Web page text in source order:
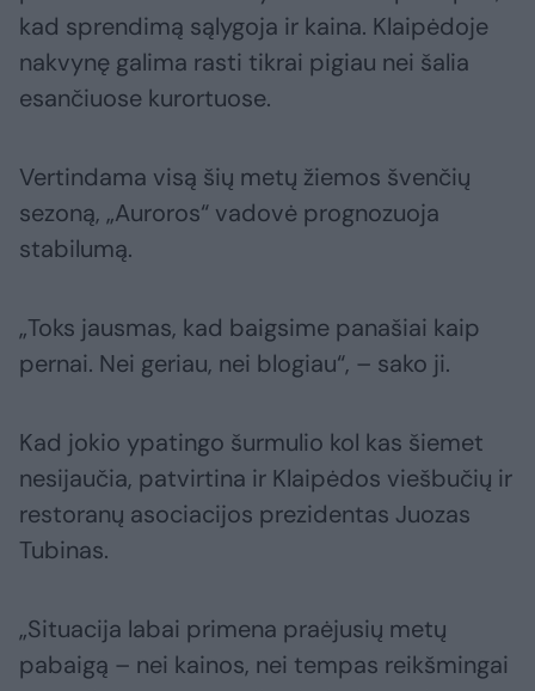
kad sprendimą sąlygoja ir kaina. Klaipėdoje
nakvynę galima rasti tikrai pigiau nei šalia
esančiuose kurortuose.
Vertindama visą šių metų žiemos švenčių
sezoną, „Auroros“ vadovė prognozuoja
stabilumą.
„Toks jausmas, kad baigsime panašiai kaip
pernai. Nei geriau, nei blogiau“, – sako ji.
Kad jokio ypatingo šurmulio kol kas šiemet
nesijaučia, patvirtina ir Klaipėdos viešbučių ir
restoranų asociacijos prezidentas Juozas
Tubinas.
„Situacija labai primena praėjusių metų
pabaigą – nei kainos, nei tempas reikšmingai